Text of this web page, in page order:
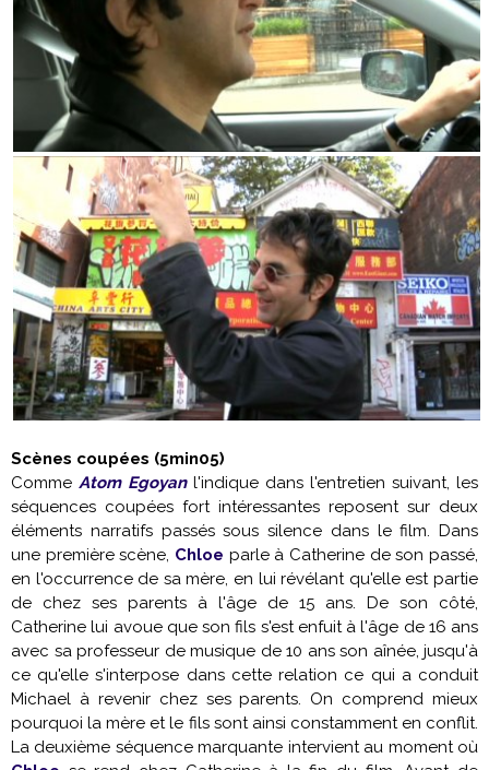
Scènes coupées (5min05)
Comme Atom Egoyanl'indique dans l'entretien suivant, les
séquences coupées fort intéressantes reposent sur deux
éléments narratifs passés sous silence dans le film. Dans
une première scène, Chloe parle à Catherine de son passé,
en l'occurrence de sa mère, en lui révélant qu'elle est partie
de chez ses parents à l'âge de 15 ans. De son côté,
Catherine lui avoue que son fils s'est enfuit à l'âge de 16 ans
avec sa professeur de musique de 10 ans son aînée, jusqu'à
ce qu'elle s'interpose dans cette relation ce qui a conduit
Michael à revenir chez ses parents. On comprend mieux
pourquoi la mère et le fils sont ainsi constamment en conflit.
La deuxième séquence marquante intervient au moment où